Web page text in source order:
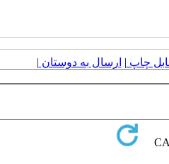
چاپ | ارسال به دوستان |